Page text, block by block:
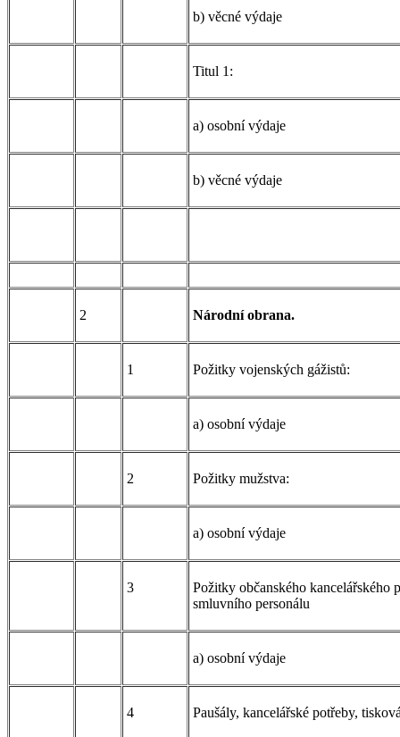
b) věcné výdaje
Titul 1:
a) osobní výdaje
b) věcné výdaje
2 Národní obrana.
1 Požitky vojenských gážistů:
a) osobní výdaje
2 Požitky mužstva:
a) osobní výdaje
3
Požitky občanského kancelářského
smluvního personálu
a) osobní výdaje
4 Paušály, kancelářské potřeby,